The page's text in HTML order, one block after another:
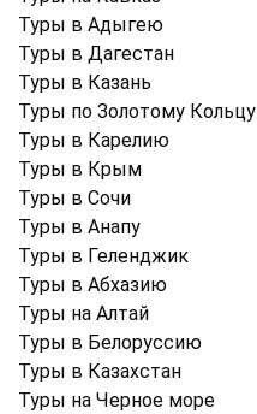
Туры в Адыгею
Туры в Дагестан
Туры в Казань
Туры по Золотому Кольцу
Туры в Карелию
Туры в Крым
Туры в Cочи
Туры в Анапу
Туры в Геленджик
Туры в Абхазию
Туры на Алтай
Туры в Белоруссию
Туры в Казахстан
Туры на Черное море